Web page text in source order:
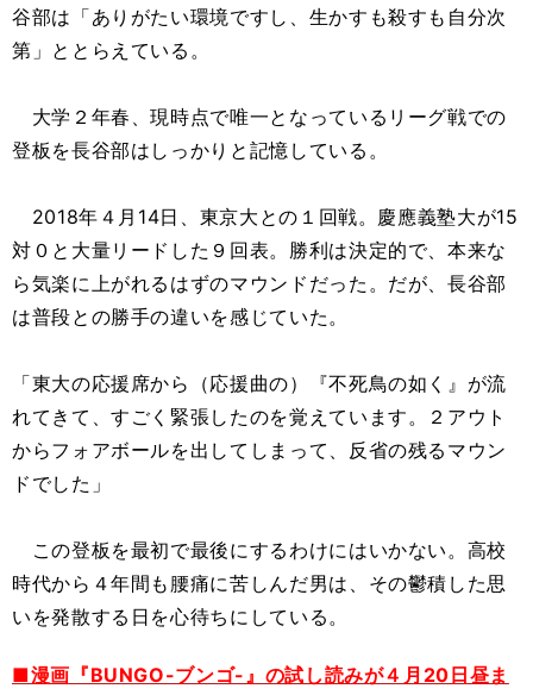
谷部は「ありがたい環境ですし、生かすも殺すも自分次
第」ととらえている。
大学２年春、現時点で唯一となっているリーグ戦での
登板を長谷部はしっかりと記憶している。
2018年４月14日、東京大との１回戦。慶應義塾大が15
対０と大量リードした９回表。勝利は決定的で、本来な
ら気楽に上がれるはずのマウンドだった。だが、長谷部
は普段との勝手の違いを感じていた。
「東大の応援席から（応援曲の）『不死鳥の如く』が流
れてきて、すごく緊張したのを覚えています。２アウト
からフォアボールを出してしまって、反省の残るマウン
ドでした」
この登板を最初で最後にするわけにはいかない。高校
時代から４年間も腰痛に苦しんだ男は、その鬱積した思
いを発散する日を心待ちにしている。
■漫画『BUNGO-ブンゴ-』の試し読みが４月20日昼ま